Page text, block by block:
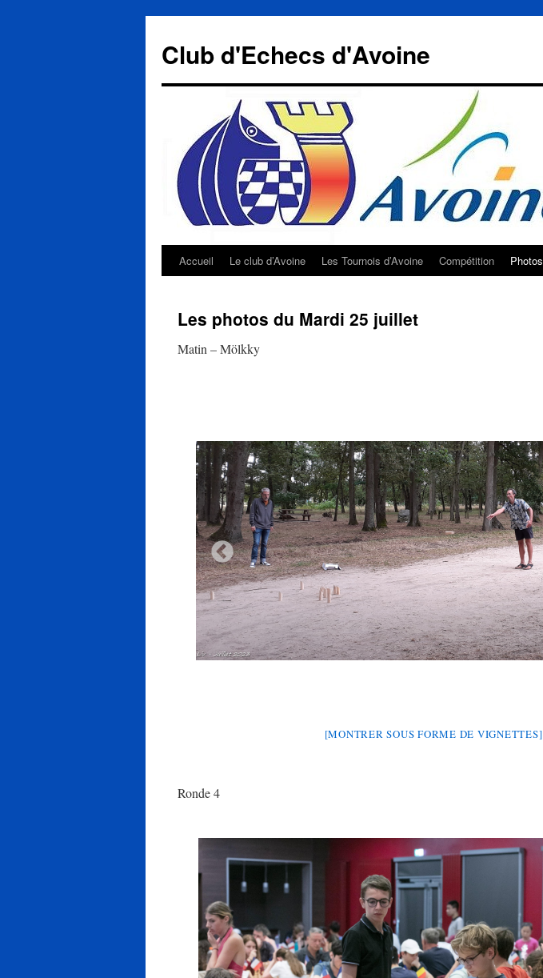
contenu
Club d'Echecs d'Avoine
Accueil Le club d’Avoine Les Tournois d’Avoine Compétition Photos
Les photos du Mardi 25 juillet
Matin – Mölkky
[MONTRER SOUS FORME DE VIGNETTES]
Ronde 4